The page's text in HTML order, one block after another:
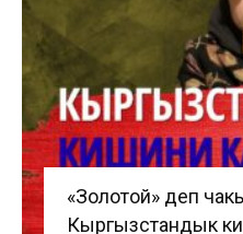
«Золотой» деп
Кыргызстандык